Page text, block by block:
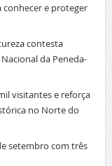
conhecer e proteger
contesta
da Peneda-
visitantes e reforça
no Norte do
setembro com três